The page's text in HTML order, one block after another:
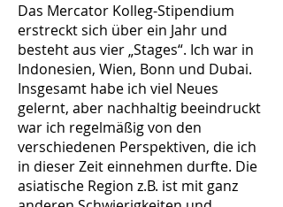
Das Mercator Kolleg-Stipendium
erstreckt sich über ein Jahr und
besteht aus vier „Stages“. Ich war in
Indonesien, Wien, Bonn und Dubai.
Insgesamt habe ich viel Neues
gelernt, aber nachhaltig beeindruckt
war ich regelmäßig von den
verschiedenen Perspektiven, die ich
in dieser Zeit einnehmen durfte. Die
asiatische Region z.B. ist mit ganz